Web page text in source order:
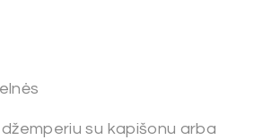
su kapišonu arba